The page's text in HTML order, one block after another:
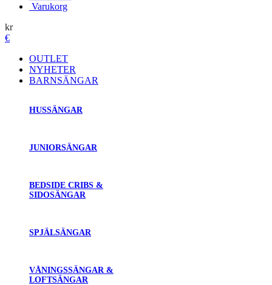
Varukorg
kr
€
OUTLET
NYHETER
BARNSÄNGAR
HUSSÄNGAR
JUNIORSÄNGAR
BEDSIDE CRIBS &
SIDOSÄNGAR
SPJÄLSÄNGAR
VÅNINGSSÄNGAR &
LOFTSÄNGAR